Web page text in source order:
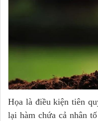
Họa là điều kiện tiên
lại hàm chứa cả nhân